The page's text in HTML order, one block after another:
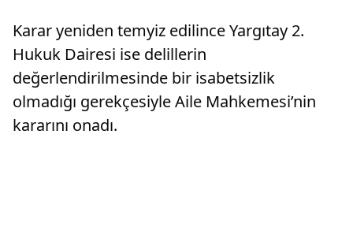
Karar yeniden temyiz edilince Yargıtay 2.
Hukuk Dairesi ise delillerin
değerlendirilmesinde bir isabetsizlik
olmadığı gerekçesiyle Aile Mahkemesi’nin
kararını onadı.